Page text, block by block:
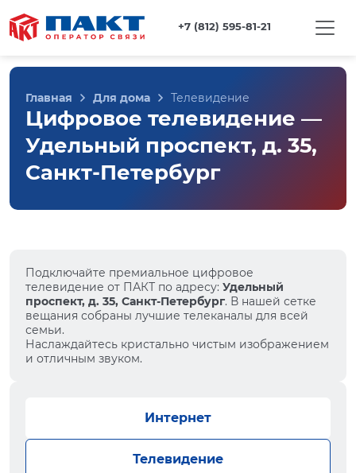
+7 (812) 595-81-21
Главная Для дома Телевидение
Цифровое телевидение —
Удельный проспект, д. 35,
Санкт-Петербург
Подключайте премиальное цифровое
телевидение от ПАКТ по адресу: Удельный
проспект, д. 35, Санкт-Петербург. В нашей сетке
вещания собраны лучшие телеканалы для всей
семьи.
Наслаждайтесь кристально чистым изображением
и отличным звуком.
Интернет
Телевидение